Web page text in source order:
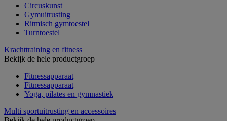
Circuskunst
Gymuitrusting
Ritmisch gymtoestel
Turntoestel
Krachttraining en fitness
Bekijk de hele productgroep
Fitnessapparaat
Fitnessapparaat
Yoga, pilates en gymnastiek
Multi sportuitrusting en accessoires